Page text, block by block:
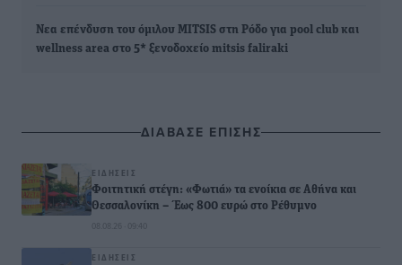
Nεα επένδυση του όμιλου MITSIS στη Ρόδο για pool club και
wellness area στο 5* ξενοδοχείο mitsis faliraki
ΔΙΑΒΑΣΕ ΕΠΙΣΗΣ
ΕΙΔΉΣΕΙΣ
Φοιτητική στέγη: «Φωτιά» τα ενοίκια σε Αθήνα και
Θεσσαλονίκη – Έως 800 ευρώ στο Ρέθυμνο
08.08.26 · 09:40
ΕΙΔΉΣΕΙΣ